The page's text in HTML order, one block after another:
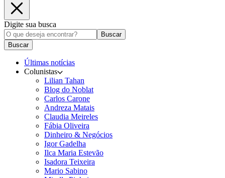
Digite sua busca
Buscar
Buscar
Últimas notícias
Colunistas
Lilian Tahan
Blog do Noblat
Carlos Carone
Andreza Matais
Claudia Meireles
Fábia Oliveira
Dinheiro & Negócios
Igor Gadelha
Ilca Maria Estevão
Isadora Teixeira
Mario Sabino